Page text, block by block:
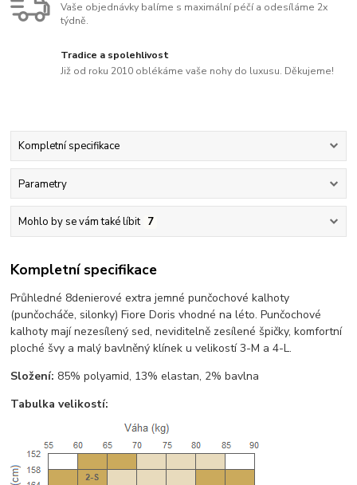
Vaše objednávky balíme s maximální péčí a odesíláme 2x
týdně.
Tradice a spolehlivost
Již od roku 2010 oblékáme vaše nohy do luxusu. Děkujeme!
Kompletní specifikace
Parametry
Mohlo by se vám také líbit 7
Kompletní specifikace
Průhledné 8denierové extra jemné punčochové kalhoty
(punčocháče, silonky) Fiore Doris vhodné na léto. Punčochové
kalhoty mají nezesílený sed, neviditelně zesílené špičky, komfortní
ploché švy a malý bavlněný klínek u velikostí 3-M a 4-L.
Složení: 85% polyamid, 13% elastan, 2% bavlna
Tabulka velikostí: